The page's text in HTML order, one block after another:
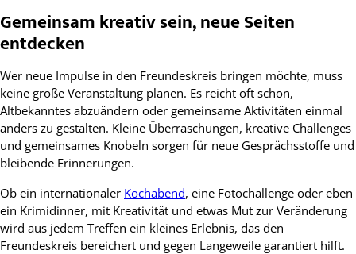
Gemeinsam kreativ sein, neue Seiten
entdecken
Wer neue Impulse in den Freundeskreis bringen möchte, muss
keine große Veranstaltung planen. Es reicht oft schon,
Altbekanntes abzuändern oder gemeinsame Aktivitäten einmal
anders zu gestalten. Kleine Überraschungen, kreative Challenges
und gemeinsames Knobeln sorgen für neue Gesprächsstoffe und
bleibende Erinnerungen.
Ob ein internationaler Kochabend, eine Fotochallenge oder eben
ein Krimidinner, mit Kreativität und etwas Mut zur Veränderung
wird aus jedem Treffen ein kleines Erlebnis, das den
Freundeskreis bereichert und gegen Langeweile garantiert hilft.